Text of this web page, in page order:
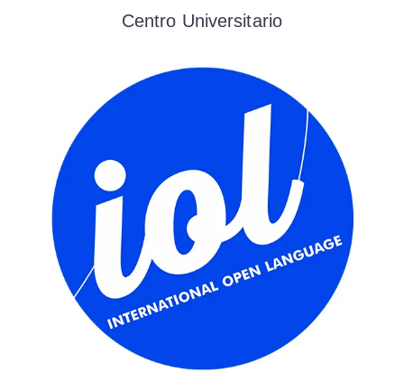
Centro Universitario